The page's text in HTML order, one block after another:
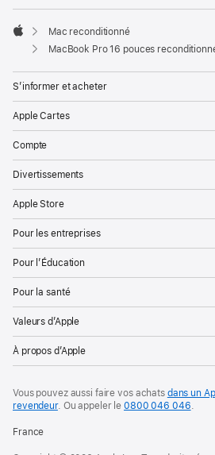
Apple
Mac reconditionné
MacBook Pro 16 pouces reconditionné avec puce Apple M4 Max, CPU 16
S’informer et acheter
Apple Cartes
Compte
Divertissements
Apple Store
Pour les entreprises
Pour l’Éducation
Pour la santé
Valeurs d’Apple
À propos d’Apple
Vous pouvez aussi faire vos achats dans un
revendeur. Ouappeler le0800 046 046.
France